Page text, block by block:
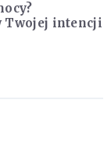
Twojej intencji